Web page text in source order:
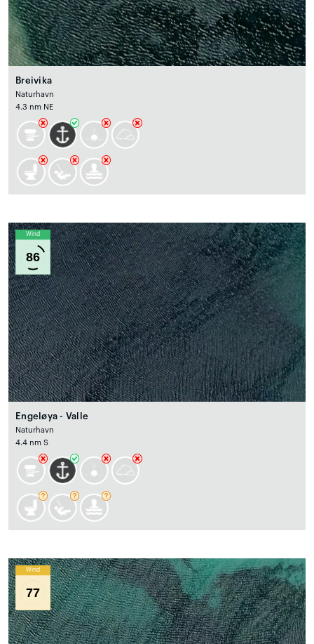
Breivika
Naturhavn
4.3 nm NE
Wind
86
Engeløya - Valle
Naturhavn
4.4 nm S
Wind
77